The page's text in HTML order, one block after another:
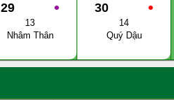
●
29
13
Nhâm Thân
●
30
14
Quý Dậu